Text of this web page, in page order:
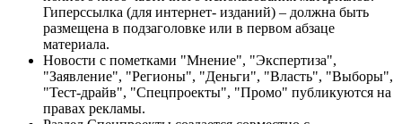
Гиперссылка (для интернет- изданий) – должна быть
размещена в подзаголовке или в первом абзаце
материала.
Новости с пометками "Мнение", "Экспертиза",
"Заявление", "Регионы", "Деньги", "Власть", "Выборы",
"Тест-драйв", "Спецпроекты", "Промо" публикуются на
правах рекламы.